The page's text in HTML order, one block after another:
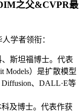
之父&CVPR最
学者领衔：
、斯坦福博士。代表
Models）是扩散模型
、DALL·E等
科及博士。代表作获